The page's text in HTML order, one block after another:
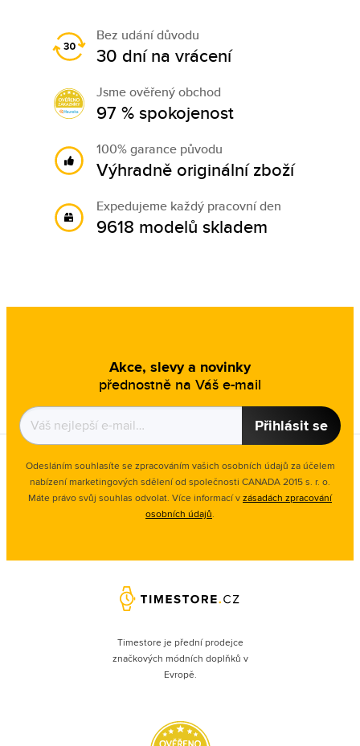
Bez udání důvodu
30 dní na vrácení
Jsme ověřený obchod
97 % spokojenost
100% garance původu
Výhradně originální zboží
Expedujeme každý pracovní den
9618 modelů skladem
Akce, slevy a novinky
přednostně na Váš e-mail
Přihlásit se
Odesláním souhlasíte se zpracováním vašich osobních údajů za účelem
nabízení marketingových sdělení od společnosti CANADA 2015 s. r. o.
Máte právo svůj souhlas odvolat. Více informací vzásadách zpracování
osobních údajů.
Timestore je přední prodejce
značkových módních doplňků v
Evropě.